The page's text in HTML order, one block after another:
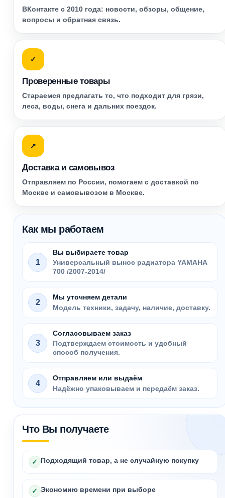
ВКонтакте с 2010 года: новости, обзоры, общение,
вопросы и обратная связь.
✓
Проверенные товары
Стараемся предлагать то, что подходит для грязи,
леса, воды, снега и дальних поездок.
↗
Доставка и самовывоз
Отправляем по России, помогаем с доставкой по
Москве и самовывозом в Москве.
Как мы работаем
1
Вы выбираете товар
Универсальный вынос радиатора YAMAHA
700 /2007-2014/
2
Мы уточняем детали
Модель техники, задачу, наличие, доставку.
3
Согласовываем заказ
Подтверждаем стоимость и удобный
способ получения.
4
Отправляем или выдаём
Надёжно упаковываем и передаём заказ.
Что Вы получаете
✓ Подходящий товар, а не случайную покупку
✓ Экономию времени при выборе